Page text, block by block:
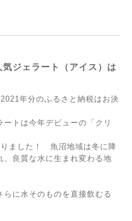
ジェラート（アイス）は
年分のふるさと納税はお決
トは今年デビューの「クリ
ました！ 魚沼地域は冬に降
、良質な水に生まれ変わる地
に水そのものを直接飲むる